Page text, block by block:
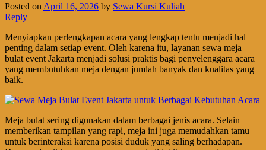
Posted on April 16, 2026 by Sewa Kursi Kuliah
Reply
Menyiapkan perlengkapan acara yang lengkap tentu menjadi hal
penting dalam setiap event. Oleh karena itu, layanan sewa meja
bulat event Jakarta menjadi solusi praktis bagi penyelenggara acara
yang membutuhkan meja dengan jumlah banyak dan kualitas yang
baik.
Meja bulat sering digunakan dalam berbagai jenis acara. Selain
memberikan tampilan yang rapi, meja ini juga memudahkan tamu
untuk berinteraksi karena posisi duduk yang saling berhadapan.